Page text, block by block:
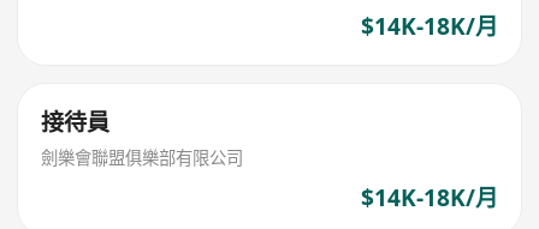
$14K-18K/月
接待員
劍樂會聯盟俱樂部有限公司
$14K-18K/月